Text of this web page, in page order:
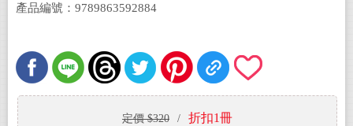
產品編號：9789863592884
定價 $320 / 折扣1冊